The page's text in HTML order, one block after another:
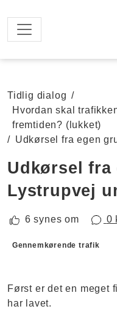
Tidlig dialog /
Hvordan skal
fremtiden? (lukket)
/ Udkørsel fra egen
Udkørsel fra
Lystrupvej
6 synes om 0
Forslagskategorier
Gennemkørende trafik
Først er det en meget
har lavet.